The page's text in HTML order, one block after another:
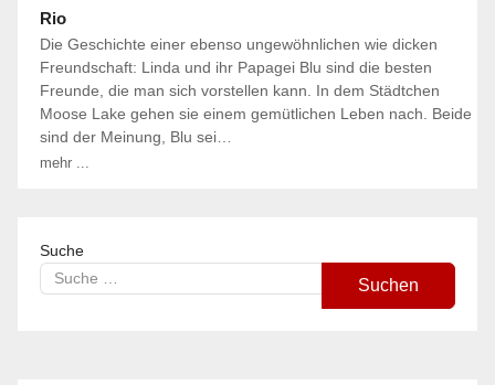
Rio
Die Geschichte einer ebenso ungewöhnlichen wie dicken
Freundschaft: Linda und ihr Papagei Blu sind die besten
Freunde, die man sich vorstellen kann. In dem Städtchen
Moose Lake gehen sie einem gemütlichen Leben nach. Beide
sind der Meinung, Blu sei…
mehr ...
Suche
Suchen